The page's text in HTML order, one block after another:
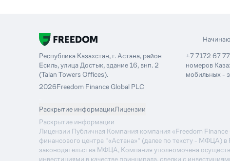
Республика Казахстан, г. Астана, район
Есиль, улица Достык, здание 16, внп. 2
(Talan Towers Offices).
+7 7172 67
номеров
мобильных -
2026Freedom Finance Global PLC
Раскрытие информацииЛицензии
Раскрытие информации
Лицензии Публичная Компания компания «Freedom Finance
финансового центра "«Астана»" (далее по тексту - МФЦА)
законодательства МФЦА, Компания уполномочена
инвестициями в качестве принципала, сделки с